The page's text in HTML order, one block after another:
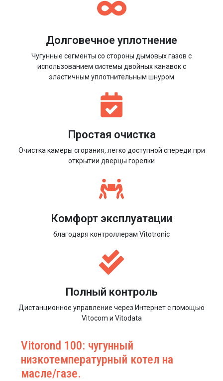
Долговечное уплотнение
Чугунные сегменты со стороны дымовых газов с
использованием системы двойных канавок с
эластичным уплотнительным шнуром
Простая очистка
Очистка камеры сгорания, легко доступной спереди при
открытии дверцы горелки
Комфорт эксплуатации
благодаря контроллерам Vitotronic
Полный контроль
Дистанционное управление через Интернет с помощью
Vitocom и Vitodata
Vitorond 100: чугунный
низкотемпературный котел на
масле/газе.